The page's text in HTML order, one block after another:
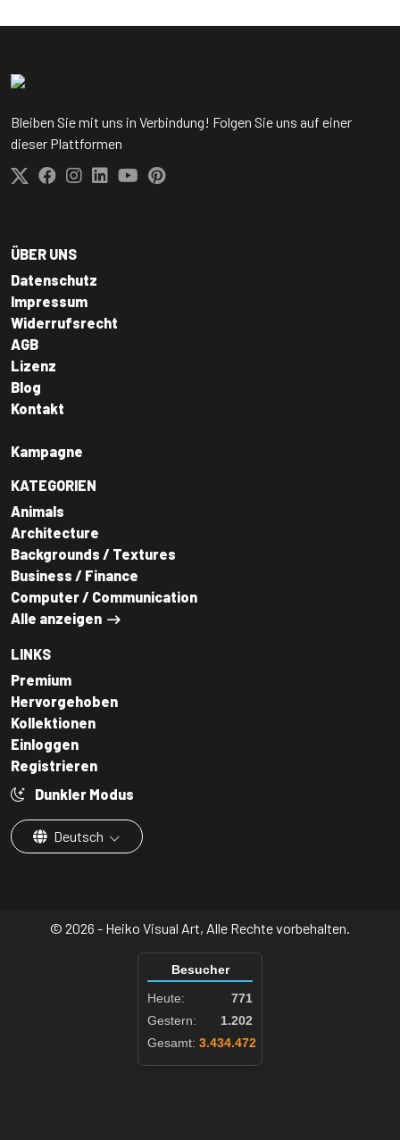
Bleiben Sie mit uns in Verbindung! Folgen Sie uns auf einer
dieser Plattformen
ÜBER UNS
Datenschutz
Impressum
Widerrufsrecht
AGB
Lizenz
Blog
Kontakt
Kampagne
KATEGORIEN
Animals
Architecture
Backgrounds / Textures
Business / Finance
Computer / Communication
Alle anzeigen
LINKS
Premium
Hervorgehoben
Kollektionen
Einloggen
Registrieren
Dunkler Modus
Deutsch
© 2026 - Heiko Visual Art, Alle Rechte vorbehalten.
Besucher
Heute:
771
Gestern:
1.202
Gesamt: 3.434.472